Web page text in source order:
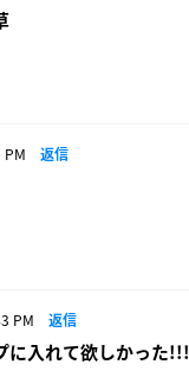
返信
PM 返信
に入れて欲しかった!!!